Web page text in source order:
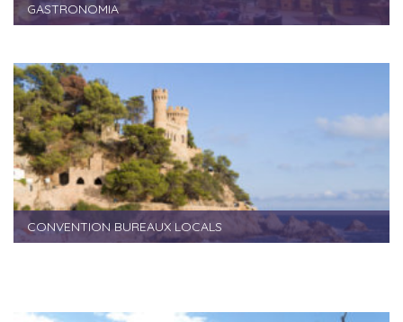
GASTRONOMIA
CONVENTION BUREAUX LOCALS